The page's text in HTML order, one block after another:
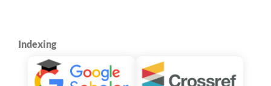
Indexing